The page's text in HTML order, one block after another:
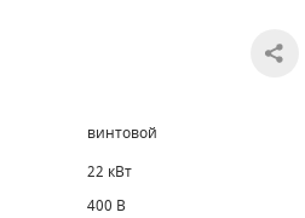
винтовой
22 кВт
400 В